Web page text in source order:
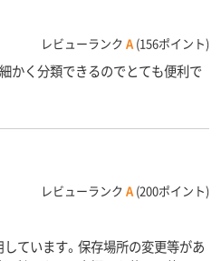
レビューランク A (156ポイント)
かく分類できるのでとても便利で
レビューランク A (200ポイント)
ています。保存場所の変更等があ